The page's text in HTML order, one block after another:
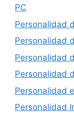
PC
Personalidad
Personalidad
Personalidad
Personalidad
Personalidad
Personalidad